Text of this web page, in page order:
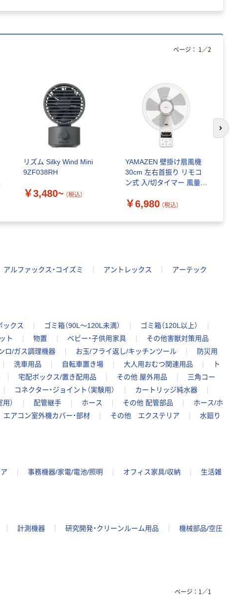
リズム Silky Wind Mini
9ZF038RH
￥3,480~ （税込）
YAMAZEN 壁掛け扇風機
30cm 左右首振り リモコ
ン式 入/切タイマー 風量3
￥6,980 （税込）
ページ： 1 ／2
次
アルファックス・コイズミ アントレックス
アーテック
ックス ゴミ箱（90L～120L未満）
ゴミ箱（120L以上）
ト 物置 ベビー・子供用家具
その他害獣対策用品
ロ/ガス調理機器 お玉/フライ返し/キッチンツール
防災用
洗車用品 自転車置き場 大人用おむつ関連用品
ト
宅配ボックス/置き配用品 その他 屋外用品
三角コー
コネクター・ジョイント（実験用）
カートリッジ純水器
） 配管継手 ホース その他 配管部品
ホース/ホ
エアコン室外機カバー・部材 その他 エクステリア
水廻り
事務機器/家電/電池/照明 オフィス家具/収納
生活雑
計測機器 研究開発・クリーンルーム用品
機械部品/空圧
ページ： 1 ／1